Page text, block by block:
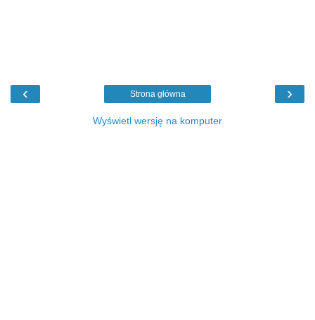
‹ ›
Strona główna
Wyświetl wersję na komputer